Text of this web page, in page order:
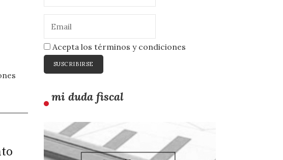
Acepta los términos y condiciones
mi duda fiscal